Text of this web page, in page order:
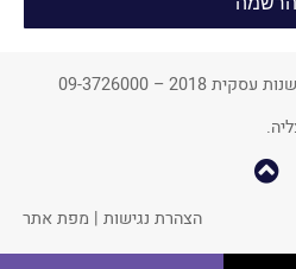
כל הזכויות שמורות © טוגדר חדשנות עסקית 2018 – 09-3726000
קפוץ
הצהרת נגישות | מפת אתר